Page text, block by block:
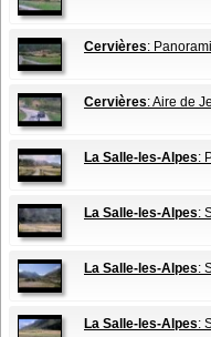
Cervières:
Cervières: Aire de
La Salle-les-Alpes:
La Salle-les-Alpes:
La Salle-les-Alpes:
La Salle-les-Alpes: